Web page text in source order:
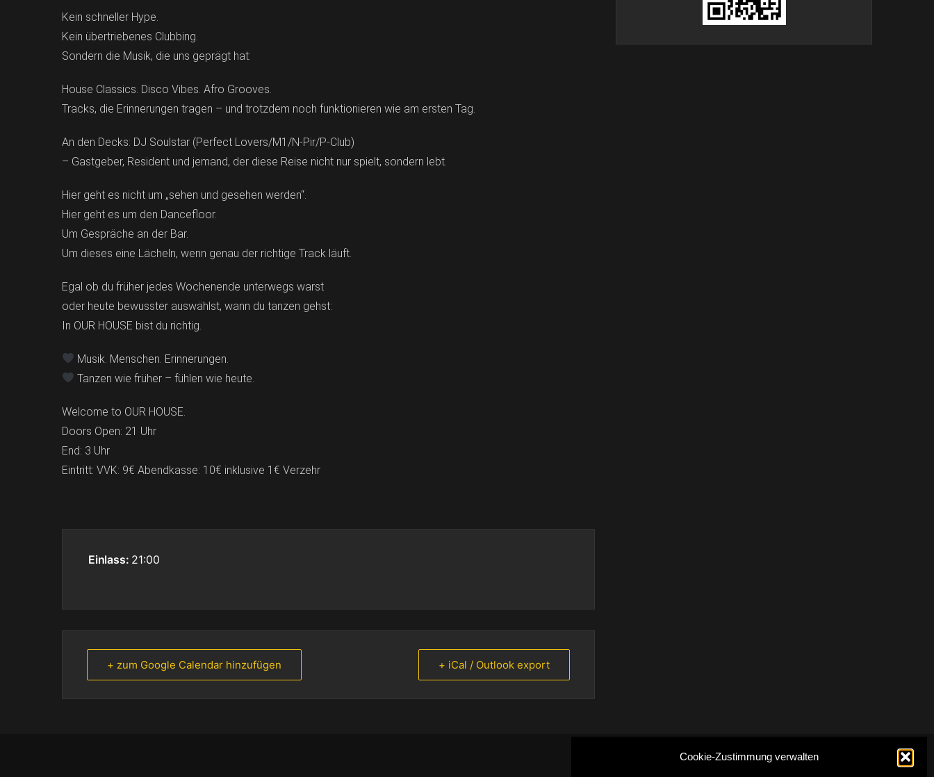
Cookie-Zustimmung verwalten
Kein schneller Hype.
Kein übertriebenes Clubbing.
Sondern die Musik, die uns geprägt hat:
House Classics. Disco Vibes. Afro Grooves.
Tracks, die Erinnerungen tragen – und trotzdem noch funktionieren wie am ersten Tag.
An den Decks: DJ Soulstar (Perfect Lovers/M1/N-Pir/P-Club)
– Gastgeber, Resident und jemand, der diese Reise nicht nur spielt, sondern lebt.
Hier geht es nicht um „sehen und gesehen werden“.
Hier geht es um den Dancefloor.
Um Gespräche an der Bar.
Um dieses eine Lächeln, wenn genau der richtige Track läuft.
Egal ob du früher jedes Wochenende unterwegs warst
oder heute bewusster auswählst, wann du tanzen gehst:
In OUR HOUSE bist du richtig.
Musik. Menschen. Erinnerungen.
Tanzen wie früher – fühlen wie heute.
Welcome to OUR HOUSE.
Doors Open: 21 Uhr
End: 3 Uhr
Eintritt: VVK: 9€ Abendkasse: 10€ inklusive 1€ Verzehr
Einlass: 21:00
+ zum Google Calendar hinzufügen + iCal / Outlook export